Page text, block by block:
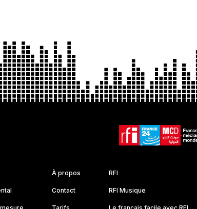
À propos
Contact
RFI
RFI Musique